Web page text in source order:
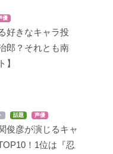
優
好きなキャラ投
郎？それとも南
】
話題 声優
俊彦が演じるキャ
！1位は『忍